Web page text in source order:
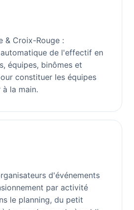
& Croix-Rouge :
de l'effectif en
équipes, binômes et
constituer les équipes
la main.
d'événements
par activité
le planning, du petit